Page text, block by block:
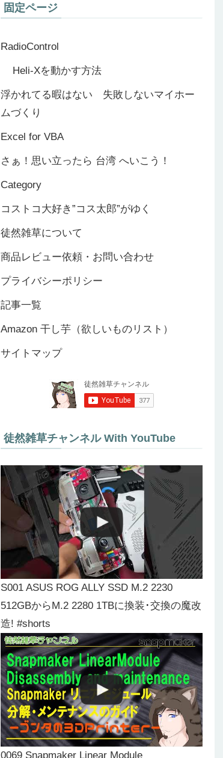
固定ページ
RadioControl
Heli-Xを動かす方法
浮かれてる暇はない 失敗しないマイホー
ムづくり
Excel for VBA
さぁ！思い立ったら 台湾 へいこう！
Category
コストコ大好き”コス太郎”がゆく
徒然雑草について
商品レビュー依頼・お問い合わせ
プライバシーポリシー
記事一覧
Amazon 干し芋（欲しいものリスト）
サイトマップ
徒然雑草チャンネル With YouTube
S001 ASUS ROG ALLY SSD M.2 2230
512GBからM.2 2280 1TBに換装･交換の魔改
造! #shorts
0069 Snapmaker Linear Module